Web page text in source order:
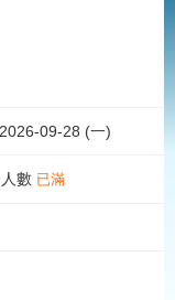
09-28 (一)
數 已滿